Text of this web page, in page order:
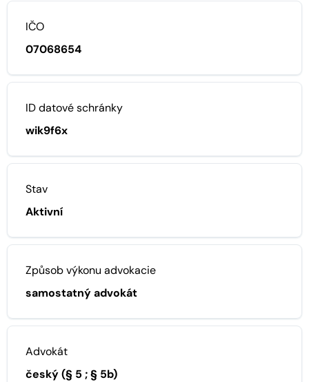
IČO
07068654
ID datové schránky
wik9f6x
Stav
Aktivní
Způsob výkonu advokacie
samostatný advokát
Advokát
český (§ 5 ; § 5b)